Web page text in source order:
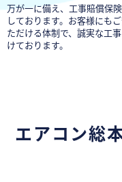
万が一に備え、工事賠償保
しております。お客様にも
ただける体制で、誠実な工
けております。
エアコン総